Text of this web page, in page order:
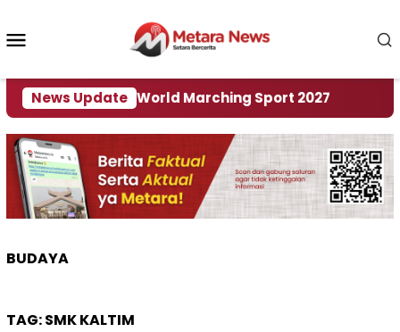
konten
News Update
Rumah World Marching Sport 2027
BUDAYA
TAG:SMK KALTIM